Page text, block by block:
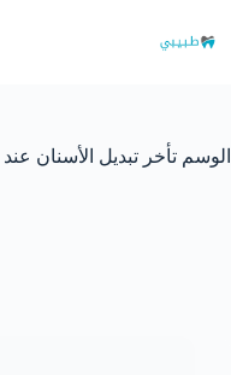
إلى
المحتوى
الوسم تأخر تبديل الأسنان